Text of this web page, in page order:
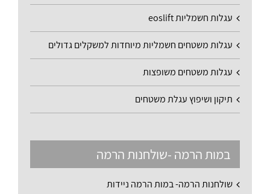
עגלות חשמליות eoslift
עגלות משטחים חשמליות מיוחדות למשקלים גדולים
עגלות משטחים משופצות
תיקון ושיפוץ עגלת משטחים
במות הרמה -שולחנות הרמה
שולחנות הרמה- במות הרמה ניידות